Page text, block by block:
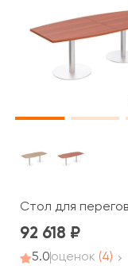
Стол для
92 618
5.0оценок (4)